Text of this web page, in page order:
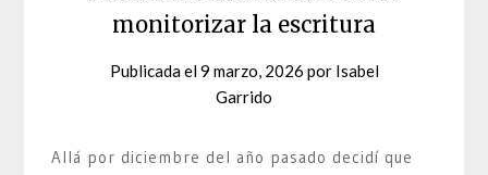
monitorizar la escritura
Publicada el9 marzo, 2026 por Isabel
Garrido
Allá por diciembre del año pasado decidí que